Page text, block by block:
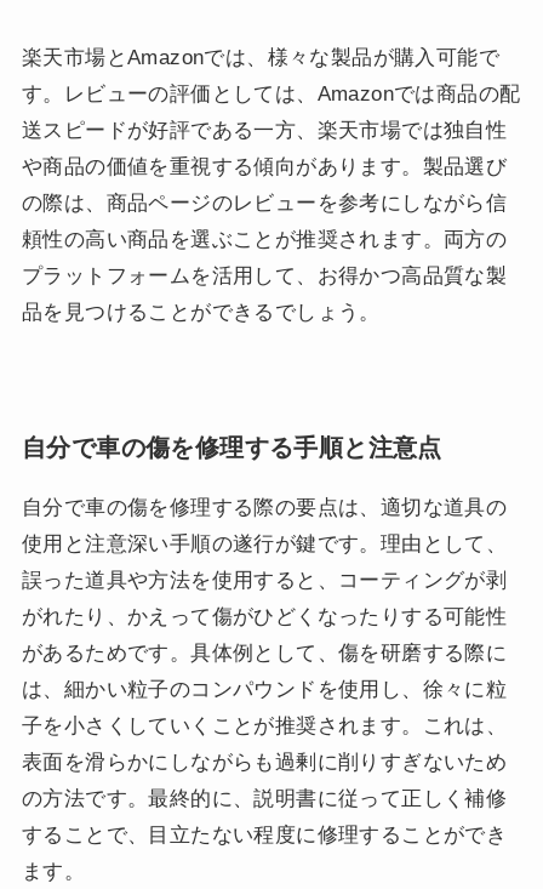
楽天市場とAmazonでは、様々な製品が購入可能で
す。レビューの評価としては、Amazonでは商品の配
送スピードが好評である一方、楽天市場では独自性
や商品の価値を重視する傾向があります。製品選び
の際は、商品ページのレビューを参考にしながら信
頼性の高い商品を選ぶことが推奨されます。両方の
プラットフォームを活用して、お得かつ高品質な製
品を見つけることができるでしょう。
自分で車の傷を修理する手順と注意点
自分で車の傷を修理する際の要点は、適切な道具の
使用と注意深い手順の遂行が鍵です。理由として、
誤った道具や方法を使用すると、コーティングが剥
がれたり、かえって傷がひどくなったりする可能性
があるためです。具体例として、傷を研磨する際に
は、細かい粒子のコンパウンドを使用し、徐々に粒
子を小さくしていくことが推奨されます。これは、
表面を滑らかにしながらも過剰に削りすぎないため
の方法です。最終的に、説明書に従って正しく補修
することで、目立たない程度に修理することができ
ます。